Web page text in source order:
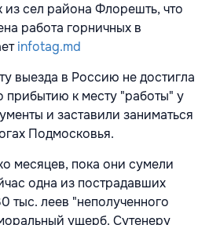
из сел района Флорешть, что
работа горничных в
infotag.md
выезда в Россию не достигла
к месту "работы" у
и заставили заниматься
Подмосковья.
месяцев, пока они сумели
одна из пострадавших
тыс. леев "неполученного
ущерб. Сутенеру